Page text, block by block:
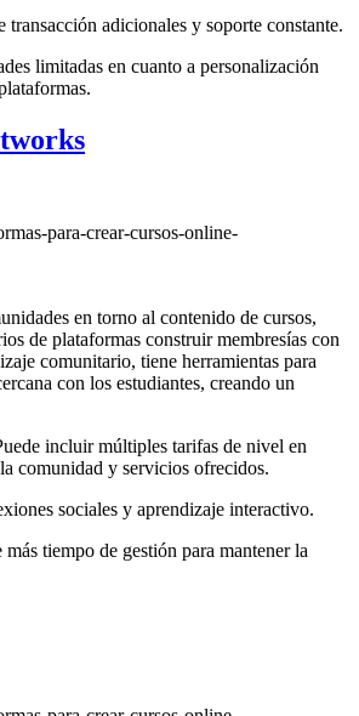
transacción adicionales y soporte constante.
limitadas en cuanto a personalización
en torno al contenido de cursos,
de plataformas construir membresías con
comunitario, tiene herramientas para
con los estudiantes, creando un
incluir múltiples tarifas de nivel en
comunidad y servicios ofrecidos.
sociales y aprendizaje interactivo.
más tiempo de gestión para mantener la